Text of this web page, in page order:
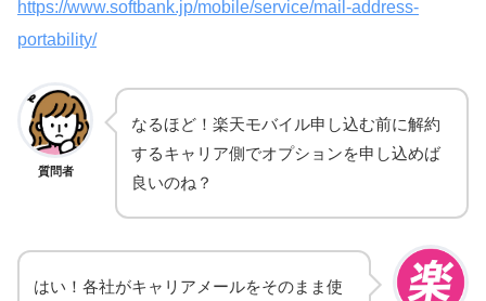
https://www.softbank.jp/mobile/service/mail-address-
portability/
質問者
なるほど！楽天モバイル申し込む前に解約
するキャリア側でオプションを申し込めば
良いのね？
はい！各社がキャリアメールをそのまま使